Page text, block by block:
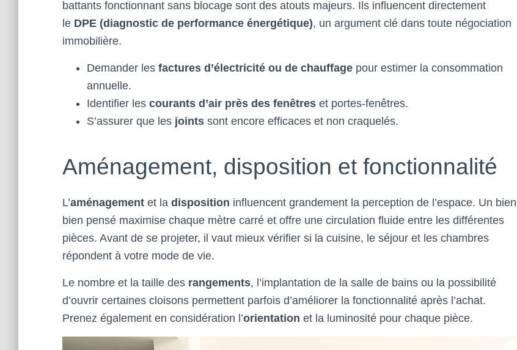
battants fonctionnant sans blocage sont des atouts majeurs. Ils influencent directement
le DPE (diagnostic de performance énergétique), un argument clé dans toute négociation
immobilière.
Demander les factures d’électricité ou de chauffage pour estimer la consommation
annuelle.
Identifier les courants d’air près des fenêtres et portes-fenêtres.
S’assurer que les joints sont encore efficaces et non craquelés.
Aménagement, disposition et fonctionnalité
L’aménagement et la disposition influencent grandement la perception de l’espace. Un bien
bien pensé maximise chaque mètre carré et offre une circulation fluide entre les différentes
pièces. Avant de se projeter, il vaut mieux vérifier si la cuisine, le séjour et les chambres
répondent à votre mode de vie.
Le nombre et la taille des rangements, l’implantation de la salle de bains ou la possibilité
d’ouvrir certaines cloisons permettent parfois d’améliorer la fonctionnalité après l’achat.
Prenez également en considération l’orientation et la luminosité pour chaque pièce.